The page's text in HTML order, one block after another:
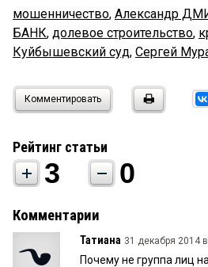
мошенничество, Александр
БАНК, долевое строительство,
Куйбышевский суд, Сергей
Комментировать
Рейтинг статьи
3 0
Комментарии
Татиана 31 декабря 2014
Почему не группа лиц